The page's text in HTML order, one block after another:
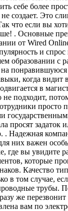
себе более
создает. Это
что если вы
. Основные
от Wired
и
образовании с
когда
в
подходит,
просто
просят задаток
. Надежная
них важен
где вы увидите
которые
Качество
в том случае,
трубы.
же перезвонит
вам по